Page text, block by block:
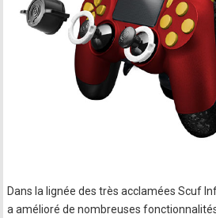
Dans la lignée des très acclamées Scuf
a amélioré de nombreuses